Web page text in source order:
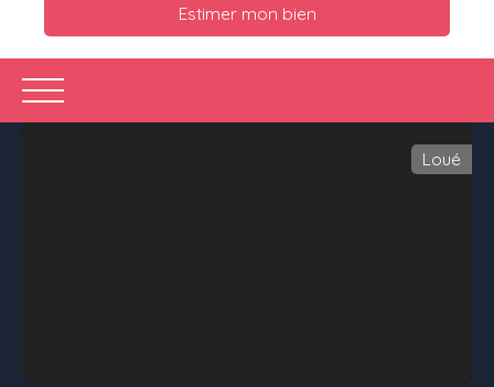
Estimer mon bien
Loué